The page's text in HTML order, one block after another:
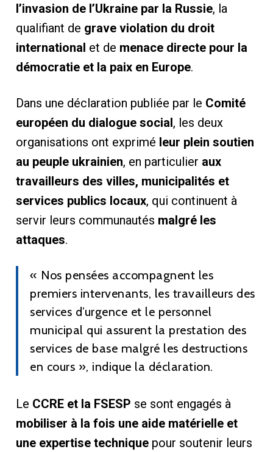
l’invasion de l’Ukraine par la Russie, la
qualifiant de grave violation du droit
international et de menace directe pour la
démocratie et la paix en Europe.
Dans une déclaration publiée par le Comité
européen du dialogue social, les deux
organisations ont exprimé leur plein soutien
au peuple ukrainien, en particulier aux
travailleurs des villes, municipalités et
services publics locaux, qui continuent à
servir leurs communautés malgré les
attaques.
« Nos pensées accompagnent les
premiers intervenants, les travailleurs des
services d’urgence et le personnel
municipal qui assurent la prestation des
services de base malgré les destructions
en cours », indique la déclaration.
Le CCRE et la FSESP se sont engagés à
mobiliser à la fois une aide matérielle et
une expertise techniquepour soutenir leurs